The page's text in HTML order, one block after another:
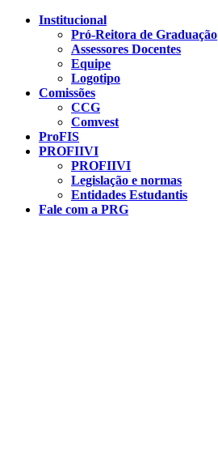
Conteúdo principal
Institucional
Pró-Reitora de Graduação
Assessores Docentes
Equipe
Logotipo
Comissões
CCG
Comvest
ProFIS
PROFIIVI
PROFIIVI
Legislação e normas
Entidades Estudantis
Fale com a PRG